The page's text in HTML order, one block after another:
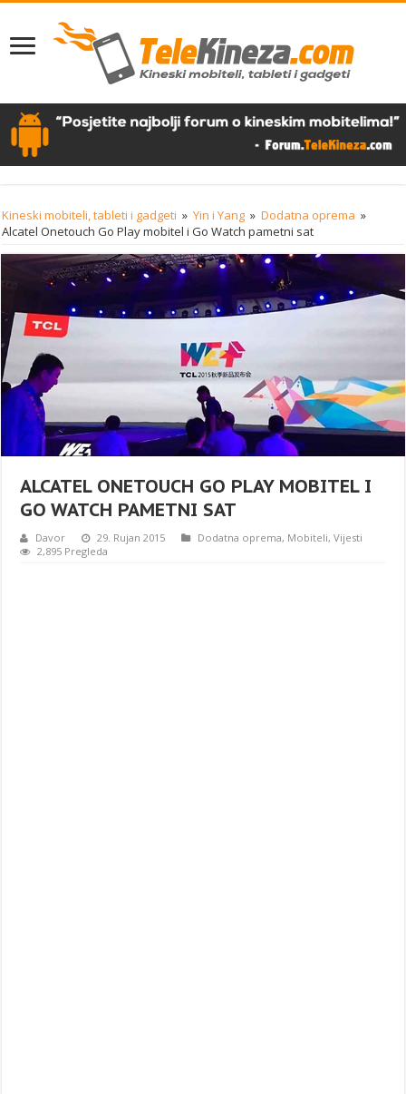
Kineski mobiteli, tableti i gadgeti » Yin i Yang » Dodatna oprema »
Alcatel Onetouch Go Play mobitel i Go Watch pametni sat
ALCATEL ONETOUCH GO PLAY MOBITEL I
GO WATCH PAMETNI SAT
Davor 29. Rujan 2015 Dodatna oprema, Mobiteli,Vijesti
2,895 Pregleda